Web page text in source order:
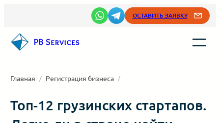
содержимому
ОСТАВИТЬ ЗАЯВКУ
Главная / Регистрация бизнеса /
Топ-12 грузинских стартапов.